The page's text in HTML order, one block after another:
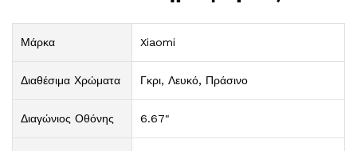
Μάρκα Xiaomi
Διαθέσιμα Χρώματα Γκρι, Λευκό, Πράσινο
Διαγώνιος Οθόνης 6.67"